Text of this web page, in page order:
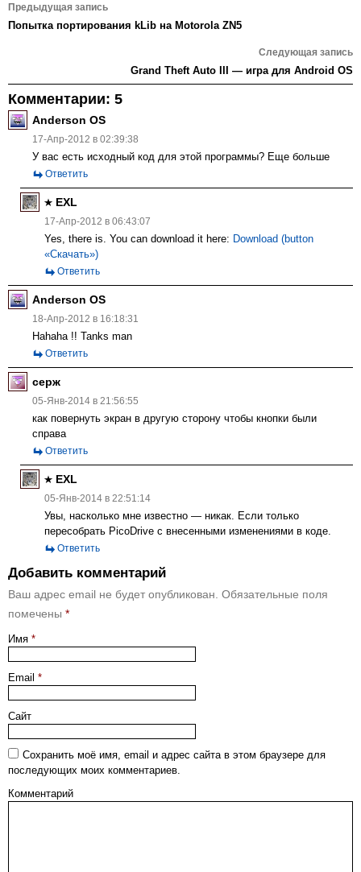
по
Предыдущая запись
Попытка портирования kLib на Motorola ZN5
Следующая запись
Grand Theft Auto III — игра для Android OS
Комментарии: 5
Anderson OS
17-Апр-2012 в 02:39:38
У вас есть исходный код для этой программы? Еще больше
Ответить
EXL
17-Апр-2012 в 06:43:07
Yes, there is. You can download it here: Download (button
«Скачать»)
Ответить
Anderson OS
18-Апр-2012 в 16:18:31
Hahaha !! Tanks man
Ответить
серж
05-Янв-2014 в 21:56:55
как повернуть экран в другую сторону чтобы кнопки были
справа
Ответить
EXL
05-Янв-2014 в 22:51:14
Увы, насколько мне известно — никак. Если только
пересобрать PicoDrive с внесенными изменениями в коде.
Ответить
Добавить комментарий
Ваш адрес email не будет опубликован. Обязательные поля
помечены *
Имя *
Email *
Сайт
Сохранить моё имя, email и адрес сайта в этом браузере для
последующих моих комментариев.
Комментарий